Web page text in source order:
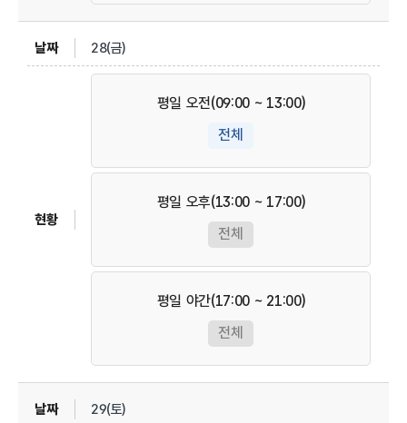
28(금)
평일 오전(09:00 ~ 13:00)
전체
평일 오후(13:00 ~ 17:00)
전체
평일 야간(17:00 ~ 21:00)
전체
29(토)